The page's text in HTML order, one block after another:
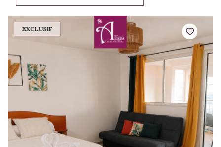
EXCLUSIF